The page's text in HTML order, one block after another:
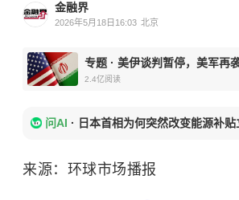
金融界
2026年5月18日16:03 北京
专题 · 美伊谈判暂停，美军再
2.4亿阅读
问AI · 日本首相为何突然改变能源补贴
来源：环球市场播报